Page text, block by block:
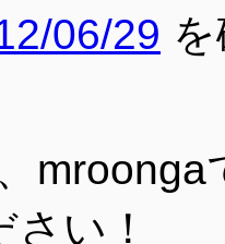
06/29
mroonga
い！